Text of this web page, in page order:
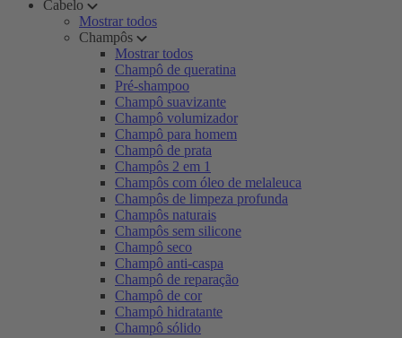
Cabelo
Mostrar todos
Champôs
Mostrar todos
Champô de queratina
Pré-shampoo
Champô suavizante
Champô volumizador
Champô para homem
Champô de prata
Champôs 2 em 1
Champôs com óleo de melaleuca
Champôs de limpeza profunda
Champôs naturais
Champôs sem silicone
Champô seco
Champô anti-caspa
Champô de reparação
Champô de cor
Champô hidratante
Champô sólido